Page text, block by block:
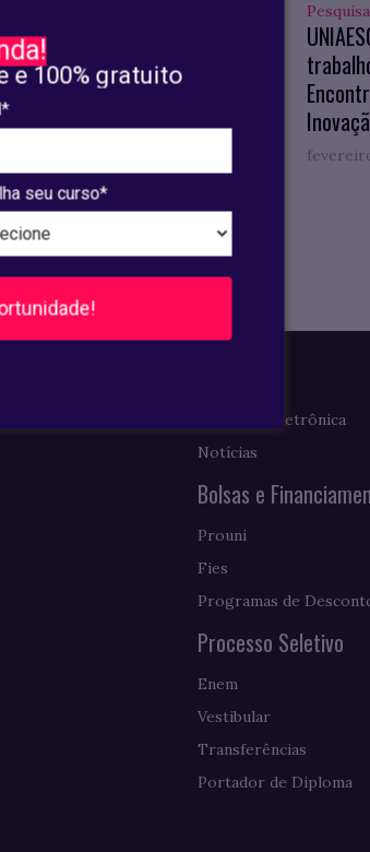
e 100% gratuito
seu curso*
a lista com trabalhos
para apresentação no
Devir
Clipagem Eletrônica
Notícias
Bolsas e
Prouni
Fies
Programas de
Processo Seletivo
Enem
Vestibular
Transferências
Portador de Diploma